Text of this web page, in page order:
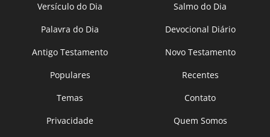
Versículo do Dia
Salmo do Dia
Palavra do Dia
Devocional Diário
Antigo Testamento
Novo Testamento
Populares
Recentes
Temas
Contato
Privacidade
Quem Somos